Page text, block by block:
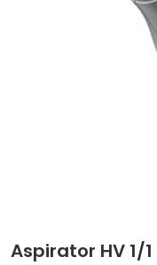
Aspirator HV 1/1